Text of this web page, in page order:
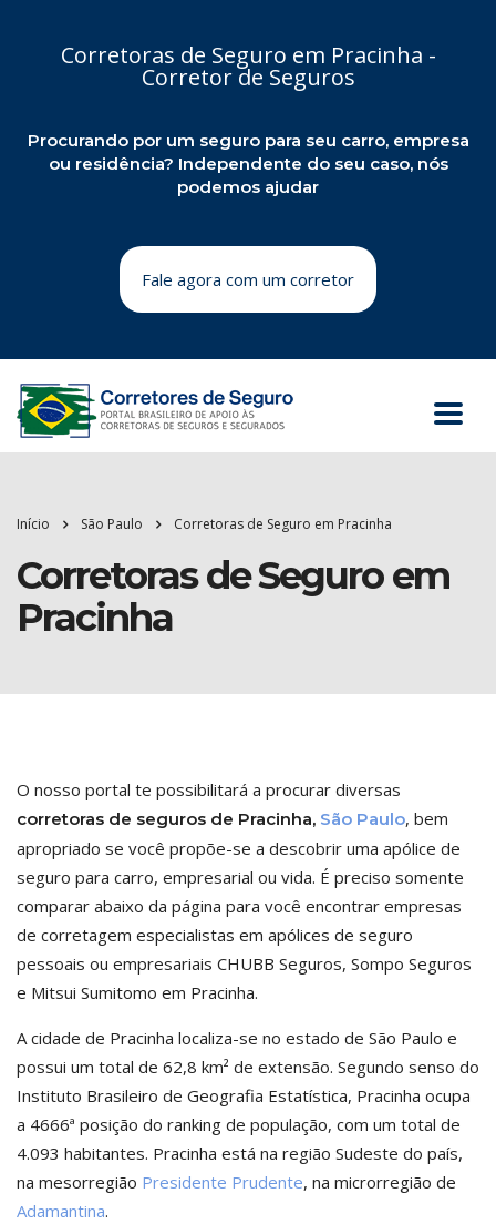
Corretoras de Seguro em Pracinha -
Corretor de Seguros
Procurando por um seguro para seu carro, empresa
ou residência? Independente do seu caso, nós
podemos ajudar
Fale agora com um corretor
Início São Paulo Corretoras de Seguro em Pracinha
Corretoras de Seguro em
Pracinha
O nosso portal te possibilitará a procurar diversas
corretoras de seguros de Pracinha, São Paulo, bem
apropriado se você propõe-se a descobrir uma apólice de
seguro para carro, empresarial ou vida. É preciso somente
comparar abaixo da página para você encontrar empresas
de corretagem especialistas em apólices de seguro
pessoais ou empresariais CHUBB Seguros, Sompo Seguros
e Mitsui Sumitomo em Pracinha.
A cidade de Pracinha localiza-se no estado de São Paulo e
possui um total de 62,8 km² de extensão. Segundo senso do
Instituto Brasileiro de Geografia Estatística, Pracinha ocupa
a 4666ª posição do ranking de população, com um total de
4.093 habitantes. Pracinha está na região Sudeste do país,
na mesorregião Presidente Prudente, na microrregião de
Adamantina.